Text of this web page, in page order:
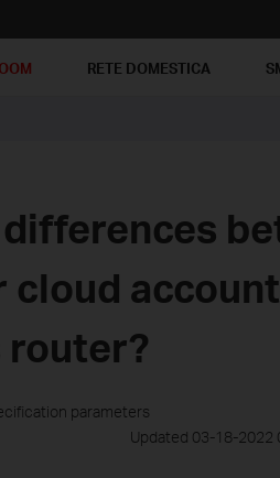
RETE DOMESTICA
cloud
router?
parameters
Updated 03-18-2022